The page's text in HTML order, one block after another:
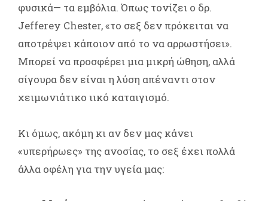
φυσικά— τα εμβόλια. Όπως τονίζει ο δρ.
Jefferey Chester, «το σεξ δεν πρόκειται να
αποτρέψει κάποιον από το να αρρωστήσει».
Μπορεί να προσφέρει μια μικρή ώθηση, αλλά
σίγουρα δεν είναι η λύση απέναντι στον
χειμωνιάτικο ιικό καταιγισμό.
Κι όμως, ακόμη κι αν δεν μας κάνει
«υπερήρωες» της ανοσίας, το σεξ έχει πολλά
άλλα οφέλη για την υγεία μας: